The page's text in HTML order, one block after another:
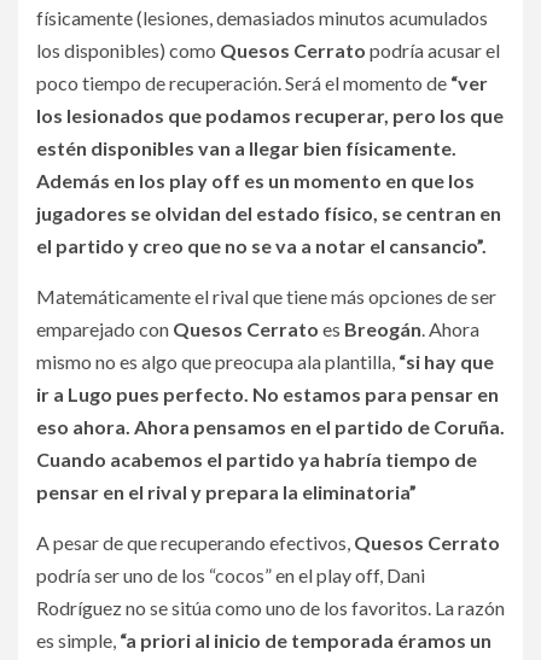
físicamente (lesiones, demasiados minutos acumulados
los disponibles) como Quesos Cerrato podría acusar el
poco tiempo de recuperación. Será el momento de “ver
los lesionados que podamos recuperar, pero los que
estén disponibles van a llegar bien físicamente.
Además en los play off es un momento en que los
jugadores se olvidan del estado físico, se centran en
el partido y creo que no se va a notar el cansancio”.
Matemáticamente el rival que tiene más opciones de ser
emparejado con Quesos Cerrato es Breogán. Ahora
mismo no es algo que preocupa ala plantilla, “si hay que
ir a Lugo pues perfecto. No estamos para pensar en
eso ahora. Ahora pensamos en el partido de Coruña.
Cuando acabemos el partido ya habría tiempo de
pensar en el rival y prepara la eliminatoria”
A pesar de que recuperando efectivos, Quesos Cerrato
podría ser uno de los “cocos” en el play off, Dani
Rodríguez no se sitúa como uno de los favoritos. La razón
es simple, “a priori al inicio de temporada éramos un